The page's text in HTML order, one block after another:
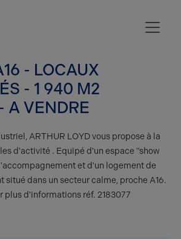
- LOCAUX
- 1 940 M2
A VENDRE
ARTHUR LOYD vous propose à la
d'activité . Equipé d'un espace "show
et d'un logement de
situé dans un secteur calme, proche A16.
plus d'informations réf. 2183077